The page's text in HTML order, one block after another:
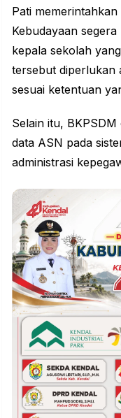
Pati
Kebudayaan
kepala sekolah
tersebut diperlukan
sesuai ketentuan
Selain itu,
data ASN pada
administrasi